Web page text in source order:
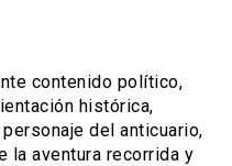
contenido político,
histórica,
del anticuario,
la aventura recorrida y